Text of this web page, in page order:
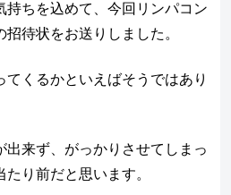
持ちを込めて、今回リンパコン
待状をお送りしました。
てくるかといえばそうではあり
出来ず、がっかりさせてしまっ
り前だと思います。